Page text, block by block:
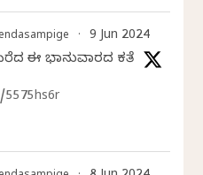
· 9 Jun 2024
ಈ ಭಾನುವಾರದ ಕತೆ